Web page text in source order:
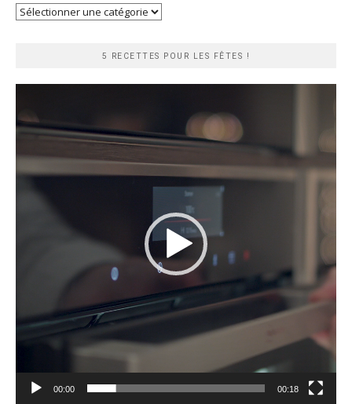
Recherche
5 RECETTES POUR LES FÊTES !
00:00 00:18